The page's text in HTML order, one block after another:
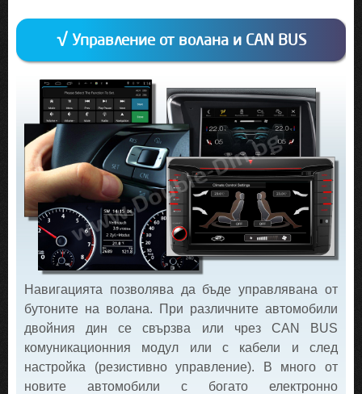
√ Управление от волана и CAN BUS
Навигацията позволява да бъде управлявана от
бутоните на волана. При различните автомобили
двойния дин се свързва или чрез CAN BUS
комуникационния модул или с кабели и след
настройка (резистивно управление). В много от
новите автомобили с богато електронно